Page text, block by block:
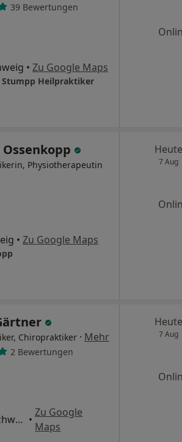
39 Bewertungen
• Zu Google Maps
Stumpp Heilpraktiker
Physiotherapeutin
• Zu Google Maps
Heute
7 Aug
Chiropraktiker · Mehr
2 Bewertungen
Thiedestraße 30, Braunschweig •
Zu Google
Maps
Heute
7 Aug